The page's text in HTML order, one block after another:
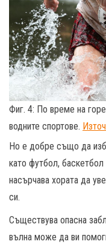
Фиг. 4: По време на
водните спортове.
Но е добре също да
като футбол,
насърчава хората да
си.
Съществува опасна
вълна може да ви